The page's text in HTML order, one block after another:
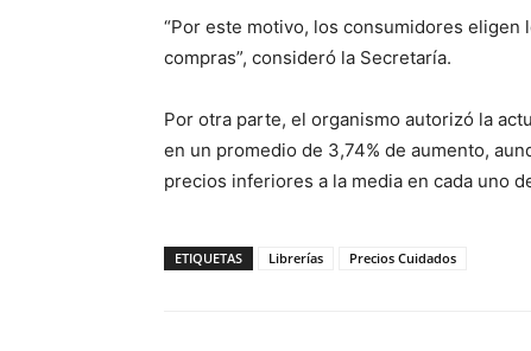
“Por este motivo, los consumidores
compras”, consideró la Secretaría.
Por otra parte, el organismo autorizó la
en un promedio de 3,74% de aumento,
precios inferiores a la media en cada uno
ETIQUETAS Librerías Precios Cuidados